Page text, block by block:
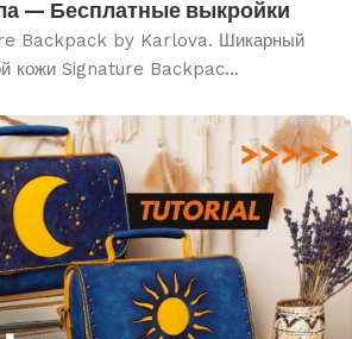
— Бесплатные выкройки
Backpack by Karlova. Шикарный
кожи Signature Backpac...